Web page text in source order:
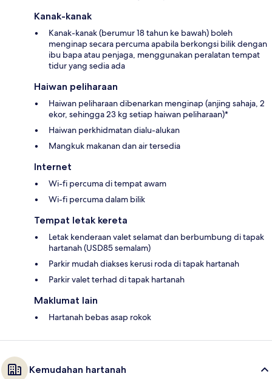
Kanak-kanak
Kanak-kanak (berumur 18 tahun ke bawah) boleh
menginap secara percuma apabila berkongsi bilik dengan
ibu bapa atau penjaga, menggunakan peralatan tempat
tidur yang sedia ada
Haiwan peliharaan
Haiwan peliharaan dibenarkan menginap (anjing sahaja, 2
ekor, sehingga 23 kg setiap haiwan peliharaan)*
Haiwan perkhidmatan dialu-alukan
Mangkuk makanan dan air tersedia
Internet
Wi-fi percuma di tempat awam
Wi-fi percuma dalam bilik
Tempat letak kereta
Letak kenderaan valet selamat dan berbumbung di tapak
hartanah (USD85 semalam)
Parkir mudah diakses kerusi roda di tapak hartanah
Parkir valet terhad di tapak hartanah
Maklumat lain
Hartanah bebas asap rokok
Kemudahan hartanah